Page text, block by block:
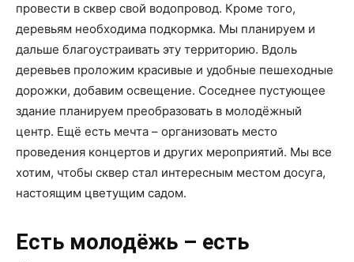
провести в сквер свой водопровод. Кроме того,
деревьям необходима подкормка. Мы планируем и
дальше благоустраивать эту территорию. Вдоль
деревьев проложим красивые и удобные пешеходные
дорожки, добавим освещение. Соседнее пустующее
здание планируем преобразовать в молодёжный
центр. Ещё есть мечта – организовать место
проведения концертов и других мероприятий. Мы все
хотим, чтобы сквер стал интересным местом досуга,
настоящим цветущим садом.
Есть молодёжь – есть